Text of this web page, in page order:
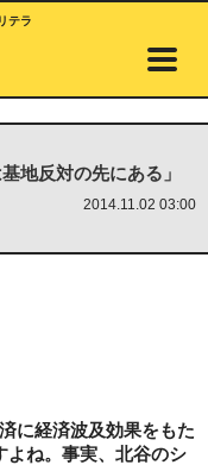
テラ
地反対の先にある」
2014.11.02 03:00
に経済波及効果をもた
よね。事実、北谷のシ